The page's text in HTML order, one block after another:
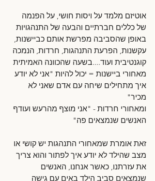
אוטיזם מלמד על ויסות חושי, על הפנמה
של כללים חברתיים והבעה של התנהגויות
באופן שהסביבה מפרשת אותם כביישנות,
עקשנות, הפרעת התנהגות, חרדות, הנמכה
קוגנטיבית ועוד....בשעה שהכוונה האמיתית
מאחורי ביישנות = יכול להיות "אני לא יודע
איך מתחילים שיחה עם אדם שאני לא
מכיר"
ומאחורי חרדות - "אני מוצף מהרעש ועודף
האנשים שנמצאים פה"
זאת אומרת שמאחורי התנהגות יש קושי או
מצב שהילד לא יודע איך לפתור והוא צריך
את עזרתנו, כאשר אנחנו, האנשים
שנמצאים סביב הילד באים עם גישה